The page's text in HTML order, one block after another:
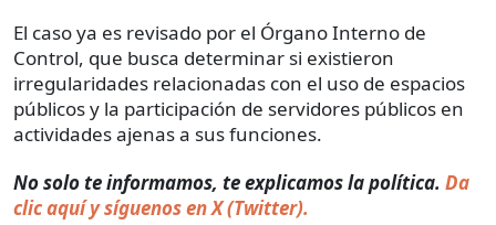
El caso ya es revisado por el Órgano Interno de
Control, que busca determinar si existieron
irregularidades relacionadas con el uso de espacios
públicos y la participación de servidores públicos en
actividades ajenas a sus funciones.
No solo te informamos, te explicamos la política. Da
clic aquí y síguenos en X (Twitter).